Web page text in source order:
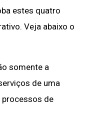
estes quatro
Veja abaixo o
somente a
de uma
processos de